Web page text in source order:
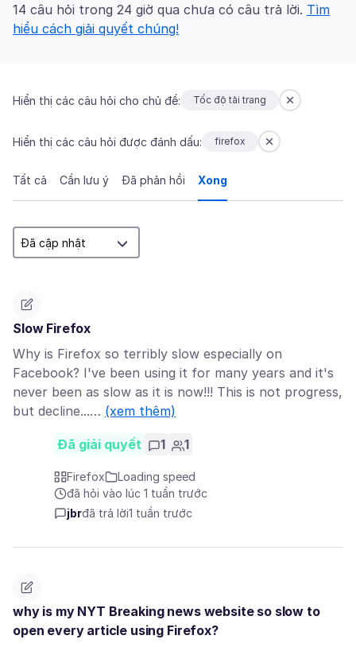
14 câu hỏi trong 24 giờ qua chưa có câu trả lời. Tìm
hiểu cách giải quyết chúng!
Hiển thị các câu hỏi cho chủ đề: Tốc độ tải trang
Hiển thị các câu hỏi được đánh dấu: firefox
Tất cả Cần lưu ý Đã phản hồi Xong
Slow Firefox
Why is Firefox so terribly slow especially on
Facebook? I've been using it for many years and it's
never been as slow as it is now!!! This is not progress,
but decline...… (xem thêm)
Đã giải quyết 1 1
Firefox
Loading speed
đã hỏi vào lúc 1 tuần trước
jbrđã trả lời1 tuần trước
why is my NYT Breaking news website so slow to
open every article using Firefox?